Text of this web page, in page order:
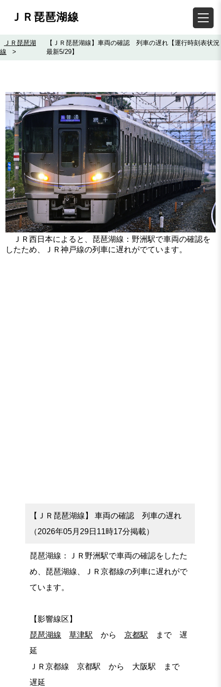
ＪＲ琵琶湖線
ＪＲ琵琶湖
線
>
【ＪＲ琵琶湖線】車両の確認 列車の遅れ【運行時刻表状況
最新5/29】
ＪＲ西日本によると、琵琶湖線：野洲駅で車両の確認を
したため、ＪＲ神戸線の列車に遅れがでています。
【ＪＲ琵琶湖線】 車両の確認 列車の遅れ
（2026年05月29日11時17分掲載）
琵琶湖線：ＪＲ野洲駅で車両の確認をしたた
め、琵琶湖線、ＪＲ京都線の列車に遅れがで
ています。
【影響線区】
琵琶湖線
草津駅 から京都駅 まで 遅
延
ＪＲ京都線 京都駅 から 大阪駅 まで
遅延